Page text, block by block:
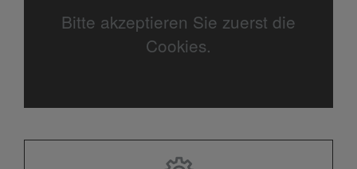
Bitte akzeptieren Sie zuerst die
Cookies.